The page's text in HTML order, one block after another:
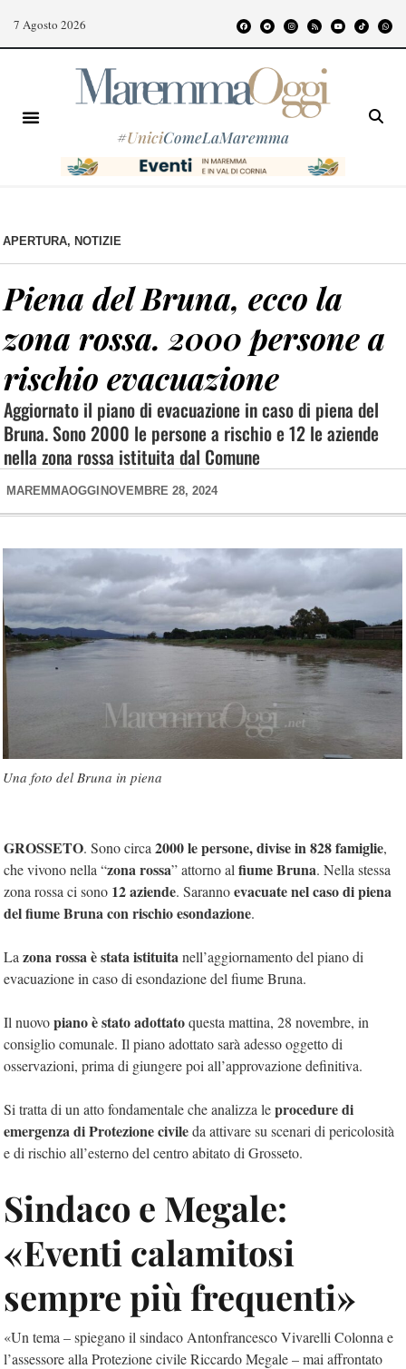
7 Agosto 2026
#UniciComeLaMaremma
APERTURA, NOTIZIE
Piena del Bruna, ecco la
zona rossa. 2000 persone a
rischio evacuazione
Aggiornato il piano di evacuazione in caso di piena del
Bruna. Sono 2000 le persone a rischio e 12 le aziende
nella zona rossa istituita dal Comune
MAREMMAOGGI NOVEMBRE 28, 2024
Una foto del Bruna in piena
GROSSETO. Sono circa 2000 le persone, divise in 828 famiglie,
che vivono nella “zona rossa” attorno al fiume Bruna. Nella stessa
zona rossa ci sono 12 aziende. Sarannoevacuate nel caso di piena
del fiume Bruna con rischio esondazione.
La zona rossa è stata istituitanell’aggiornamento del piano di
evacuazione in caso di esondazione del fiume Bruna.
Il nuovopiano è stato adottatoquesta mattina, 28 novembre, in
consiglio comunale. Il piano adottato sarà adesso oggetto di
osservazioni, prima di giungere poi all’approvazione definitiva.
Si tratta di un atto fondamentale che analizza leprocedure di
emergenza di Protezione civileda attivare su scenari di pericolosità
e di rischio all’esterno del centro abitato di Grosseto.
Sindaco e Megale:
«Eventi calamitosi
sempre più frequenti»
«Un tema – spiegano il sindaco Antonfrancesco Vivarelli Colonna e
l’assessore alla Protezione civile Riccardo Megale – mai affrontato